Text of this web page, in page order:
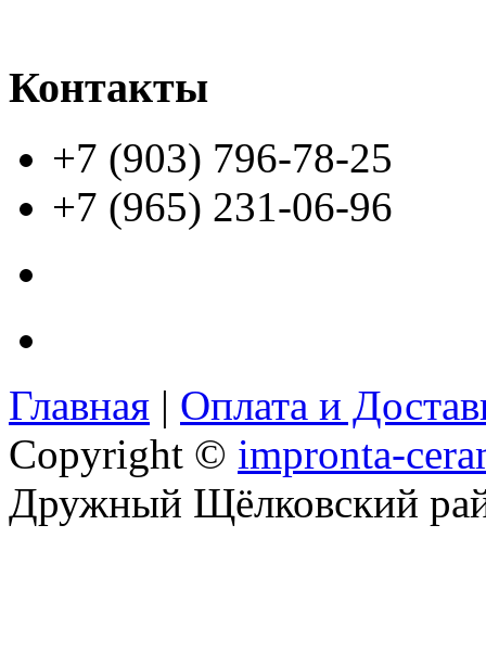
Контакты
+7 (903) 796-78-25
+7 (965) 231-06-96
Главная | Оплата и
Copyright © impronta-
Дружный Щёлковский